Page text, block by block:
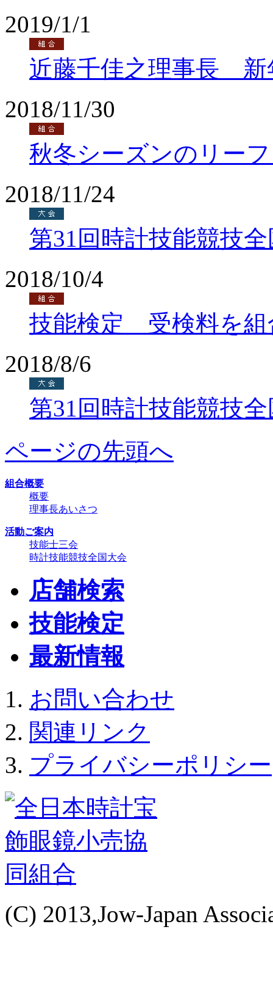
2019/1/1
近藤千佳之理事長 新
2018/11/30
秋冬シーズンのリー
2018/11/24
第31回時計技能競技
2018/10/4
技能検定 受検料を組
2018/8/6
第31回時計技能競技
ページの先頭へ
組合概要
概要
理事長あいさつ
活動ご案内
技能士三会
時計技能競技全国大会
店舗検索
技能検定
最新情報
お問い合わせ
関連リンク
プライバシーポリシー
(C) 2013,Jow-Japan